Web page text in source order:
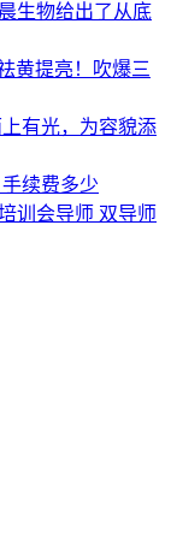
生物给出了从底
黄提亮！吹爆三
有光，为容貌添
续费多少
训会导师 双导师